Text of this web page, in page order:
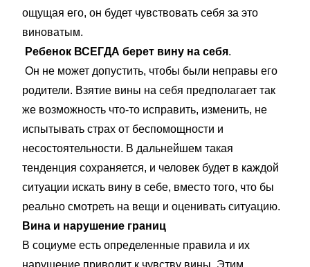
ощущая его, он будет чувствовать себя за это
виноватым.
Ребенок ВСЕГДА берет вину на себя.
Он не может допустить, чтобы были неправы его
родители. Взятие вины на себя предполагает так
же возможность что-то исправить, изменить, не
испытывать страх от беспомощности и
несостоятельности. В дальнейшем такая
тенденция сохраняется, и человек будет в каждой
ситуации искать вину в себе, вместо того, что бы
реально смотреть на вещи и оценивать ситуацию.
Вина и нарушение границ
В социуме есть определенные правила и их
нарушение приводит к чувству вины. Этим